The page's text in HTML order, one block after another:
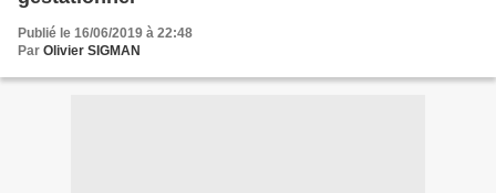
Publié le 16/06/2019 à 22:48
Par Olivier SIGMAN